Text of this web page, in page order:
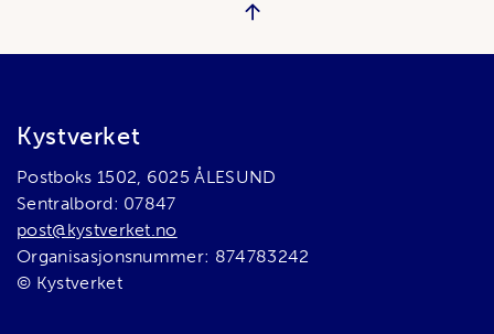
Bunnområde
Kystverket
Postboks 1502, 6025 ÅLESUND
Sentralbord: 07847
post@kystverket.no
Organisasjonsnummer: 874783242
© Kystverket